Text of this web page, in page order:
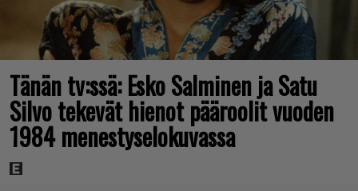
Tänän tv:ssä: Esko Salminen ja Satu
Silvo tekevät hienot pääroolit vuoden
1984 menestyselokuvassa